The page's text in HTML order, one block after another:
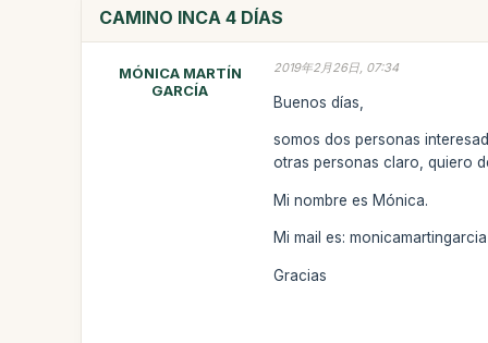
CAMINO INCA 4 DÍAS
MÓNICA MARTÍN
GARCÍA
2019年2月26日, 07:34
Buenos días,
somos dos personas
otras personas claro, quiero
Mi nombre es Mónica.
Mi mail es:
Gracias